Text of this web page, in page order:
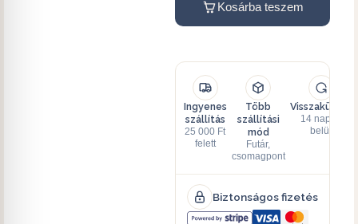
Kosárba teszem
Ingyenes
szállítás
25 000 Ft
felett
Több
szállítási
mód
Futár,
csomagpont
Visszaküldés
14 napon
belül
Biztonságos fizetés